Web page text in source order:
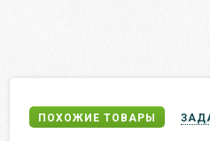
ПОХОЖИЕ ТОВАРЫ